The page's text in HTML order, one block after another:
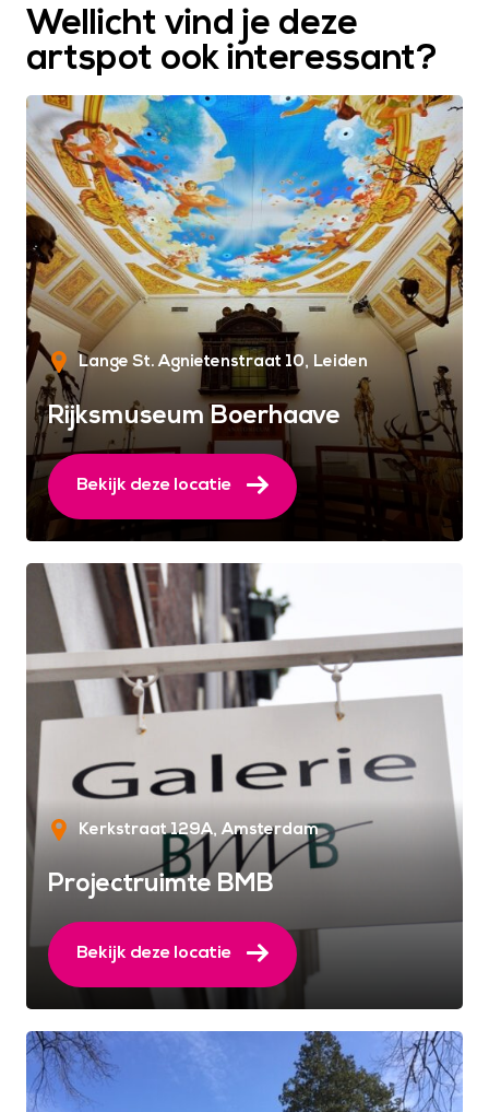
Wellicht vind je deze
artspot ook interessant?
Lange St. Agnietenstraat 10 Leiden
Rijksmuseum Boerhaave
Bekijk deze locatie
Kerkstraat 129A Amsterdam
Projectruimte BMB
Bekijk deze locatie